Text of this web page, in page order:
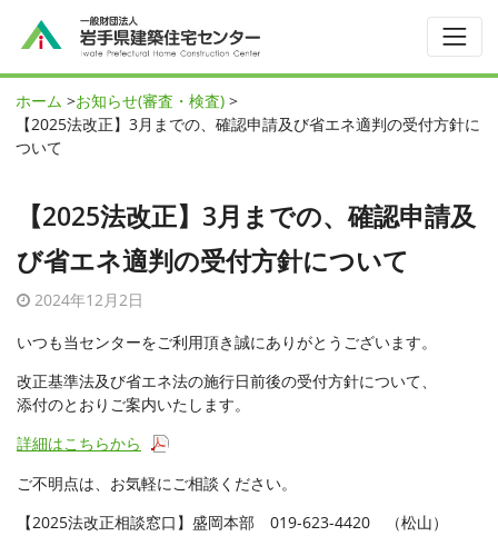
ホーム >お知らせ(審査・検査) >
【2025法改正】3月までの、確認申請及び省エネ適判の受付方針に
ついて
【2025法改正】3月までの、確認申請及
び省エネ適判の受付方針について
2024年12月2日
いつも当センターをご利用頂き誠にありがとうございます。
改正基準法及び省エネ法の施行日前後の受付方針について、
添付のとおりご案内いたします。
詳細はこちらから
ご不明点は、お気軽にご相談ください。
【2025法改正相談窓口】盛岡本部 019-623-4420 （松山）